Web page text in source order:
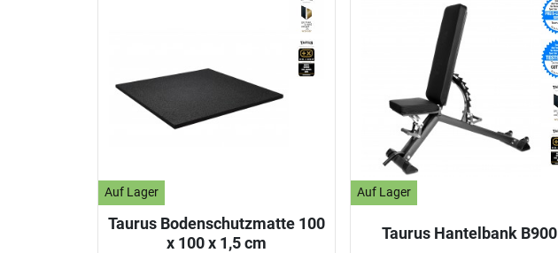
Auf Lager
Taurus Bodenschutzmatte 100
x 100 x 1,5 cm
Auf Lager
Taurus Hantelbank B900